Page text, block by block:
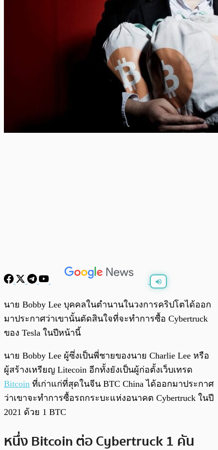
0:00/ 0:00
นาย Bobby Lee บุคคลในตำนานในวงการคริปโตได้ออก
มาประกาศว่าเขานั้นตัดสินใจที่จะทำการซื้อ Cybertruck
ของ Tesla ในปีหน้านี้
นาย Bobby Lee ผู้ซึ่งเป็นพี่ชายของนาย Charlie Lee หรือ
ผู้สร้างเหรียญ Litecoin อีกทั้งยังเป็นผู้ก่อตั้งเว็บเทรด
Bitcoin ที่เก่าแก่ที่สุดในจีน BTC China ได้ออกมาประกาศ
ว่าเขาจะทำการซื้อรถกระบะแห่งอนาคต Cybertruck ในปี
2021 ด้วย 1 BTC
หนึ่ง Bitcoin ต่อ Cybertruck 1 คัน